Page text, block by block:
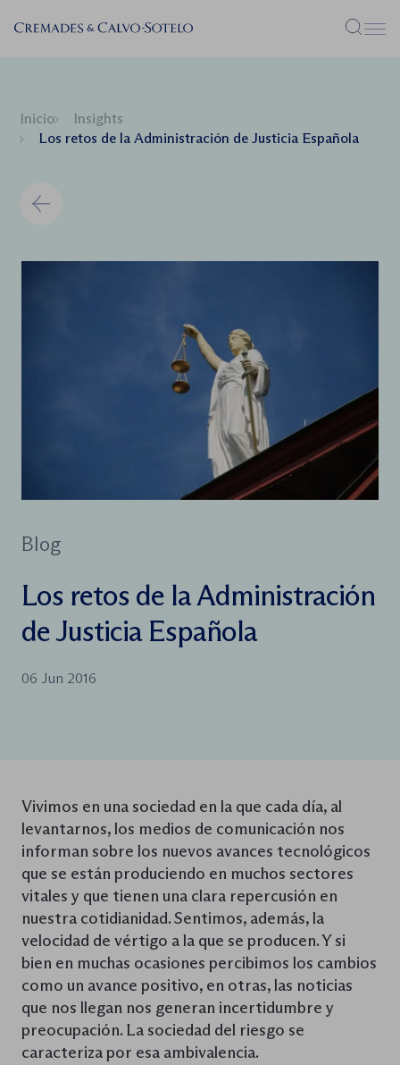
Menú
Inicio
Insights
Los retos de la Administración de Justicia Española
Blog
Los retos de la Administración
de Justicia Española
06 Jun 2016
Vivimos en una sociedad en la que cada día, al
levantarnos, los medios de comunicación nos
informan sobre los nuevos avances tecnológicos
que se están produciendo en muchos sectores
vitales y que tienen una clara repercusión en
nuestra cotidianidad. Sentimos, además, la
velocidad de vértigo a la que se producen. Y si
bien en muchas ocasiones percibimos los cambios
como un avance positivo, en otras, las noticias
que nos llegan nos generan incertidumbre y
preocupación. La sociedad del riesgo se
caracteriza por esa ambivalencia.